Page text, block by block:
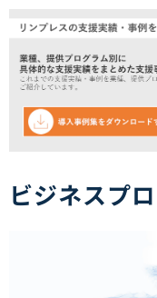
ビジネスプ